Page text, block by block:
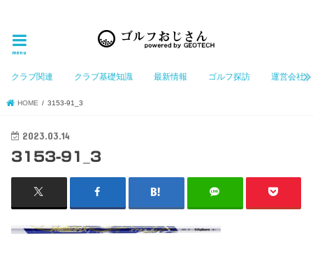
menu
クラブ関連 クラブ基礎知識 最新情報 ゴルフ探訪 運営会社
HOME 3153-91_3
2023.03.14
3153-91_3